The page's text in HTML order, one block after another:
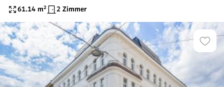
Mietzinsbildung - Vermietet bis
61.14 m² 2 Zimmer